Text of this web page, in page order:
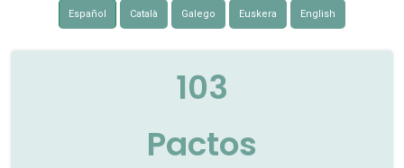
Español Català Galego Euskera English
103
Pactos